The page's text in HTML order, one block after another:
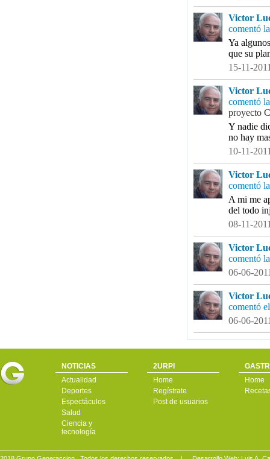
Victor
comentó
Ya
que su
15-11-
Victor
comentó
proyecto
Y nadie
no hay
10-11-
Victor
comentó
A mi me
del todo
08-11-
Victor
comentó
06-06-
Victor
comentó
06-06-
NOTICIAS
Actualidad
Deportes
Espectáculos
Salud
Ciencia y
tecnología
2URPI
Home
Regístrate
Post de usuarios
Home